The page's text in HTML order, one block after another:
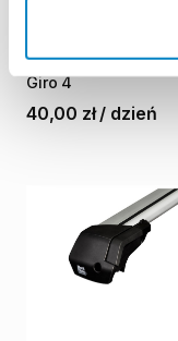
Bagażnik rowerowy
Giro 4
40,00 zł / dzień